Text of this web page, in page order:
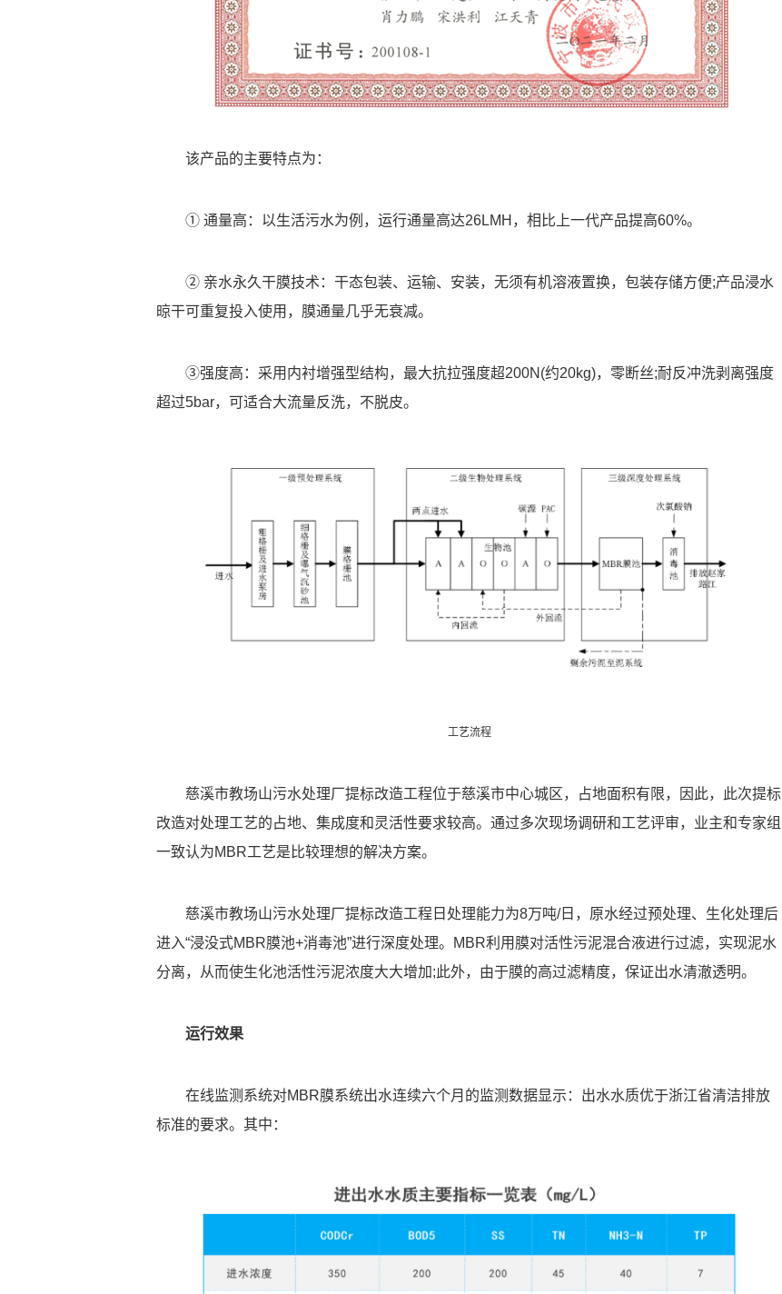
该产品的主要特点为：
① 通量高：以生活污水为例，运行通量高达26LMH，相比上一代产品提高60%。
② 亲水永久干膜技术：干态包装、运输、安装，无须有机溶液置换，包装存储方便;产品浸水
晾干可重复投入使用，膜通量几乎无衰减。
③强度高：采用内衬增强型结构，最大抗拉强度超200N(约20kg)，零断丝;耐反冲洗剥离强度
超过5bar，可适合大流量反洗，不脱皮。
工艺流程
慈溪市教场山污水处理厂提标改造工程位于慈溪市中心城区，占地面积有限，因此，此次提标
改造对处理工艺的占地、集成度和灵活性要求较高。通过多次现场调研和工艺评审，业主和专家组
一致认为MBR工艺是比较理想的解决方案。
慈溪市教场山污水处理厂提标改造工程日处理能力为8万吨/日，原水经过预处理、生化处理后
进入“浸没式MBR膜池+消毒池”进行深度处理。MBR利用膜对活性污泥混合液进行过滤，实现泥水
分离，从而使生化池活性污泥浓度大大增加;此外，由于膜的高过滤精度，保证出水清澈透明。
运行效果
在线监测系统对MBR膜系统出水连续六个月的监测数据显示：出水水质优于浙江省清洁排放
标准的要求。其中：